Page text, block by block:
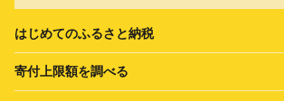
はじめてのふるさと納税
寄付上限額を調べる